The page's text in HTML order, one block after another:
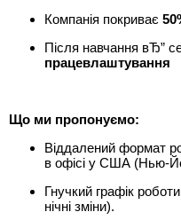
Компанія покриває
Після навчання вЂ”
працевлаштування
Що ми пропонуємо:
Віддалений формат
в офісі у США (Нью-
Гнучкий графік
нічні зміни).